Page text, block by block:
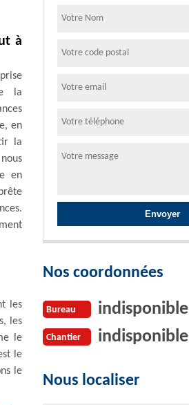
à
la
en
la
en
les
les
le
le
le
Nos coordonnées
Bureau indisponible
Chantier indisponible
Nous localiser